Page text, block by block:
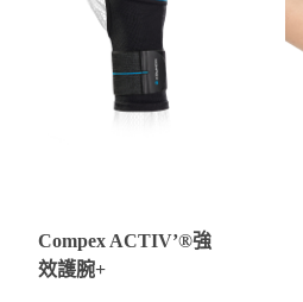
Compex ACTIV’®強
效護腕+